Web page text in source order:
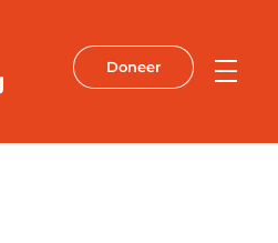
Doneer